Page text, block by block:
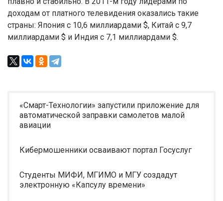
доходам от платного телевидения оказались такие
страны: Япония с 10,6 миллиардами $, Китай с 9,7
миллиардами $ и Индия с 7,1 миллиардами $.
«Смарт-Технологии» запустили приложение для
автоматической заправки самолетов малой
авиации
Кибермошенники осваивают портал Госуслуг
Студенты МИФИ, МГИМО и МГУ создадут
электронную «Капсулу времени»